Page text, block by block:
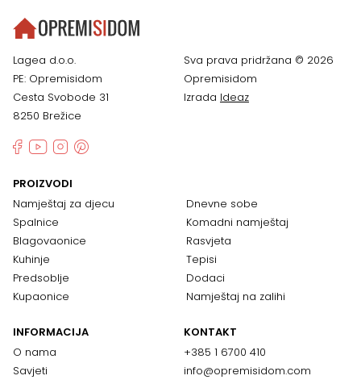
Lagea d.o.o.
PE: Opremisidom
Cesta Svobode 31
8250 Brežice
Sva prava pridržana © 2026
Opremisidom
Izrada Ideaz
PROIZVODI
Namještaj za djecu
Spalnice
Blagovaonice
Kuhinje
Predsoblje
Kupaonice
Dnevne sobe
Komadni namještaj
Rasvjeta
Tepisi
Dodaci
Namještaj na zalihi
INFORMACIJA
O nama
Savjeti
KONTAKT
+385 1 6700 410
info@opremisidom.com